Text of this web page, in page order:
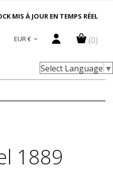
MIS À JOUR EN TEMPS RÉEL
(0)
EUR € 
Select Language ▼
1889